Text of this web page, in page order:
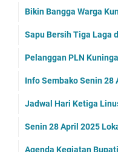
Bikin Bangga Warga
Sapu Bersih Tiga Laga
Pelanggan PLN
Info Sembako Senin 28
Jadwal Hari Ketiga
Senin 28 April 2025
Agenda Kegiatan